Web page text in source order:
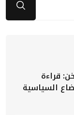
قراءة
السياسية